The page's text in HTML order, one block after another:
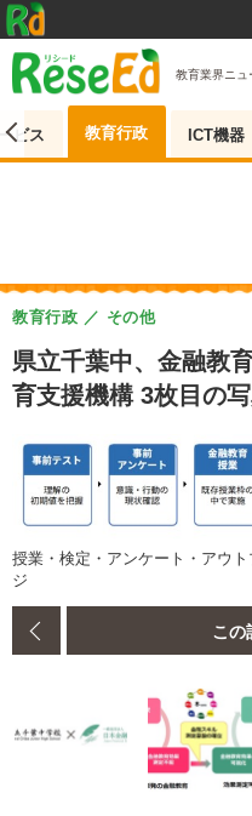
教育業界ニュ
ビス 教育行政 ICT機器
県立千葉中、金融教
育支援機構 3枚目の
教育行政 その他
授業・検定・アンケート・アウ
ジ
この